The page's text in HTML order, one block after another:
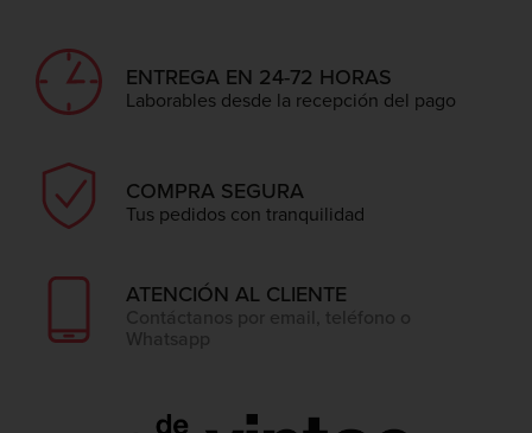
ENTREGA EN 24-72 HORAS
Laborables desde la recepción del pago
COMPRA SEGURA
Tus pedidos con tranquilidad
ATENCIÓN AL CLIENTE
Contáctanos por email, teléfono o
Whatsapp